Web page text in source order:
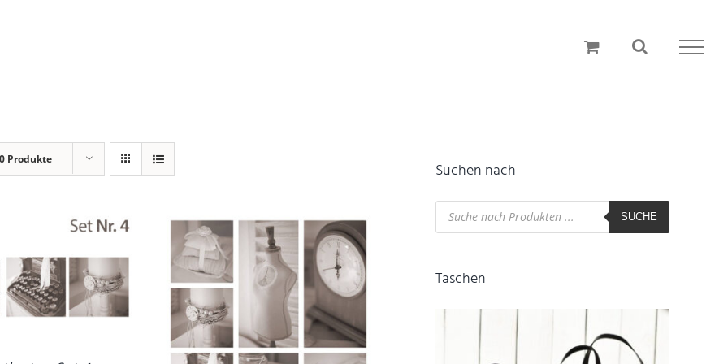
Produkte
DETAILS
Suchen nach
Products
search SUCHE
Taschen